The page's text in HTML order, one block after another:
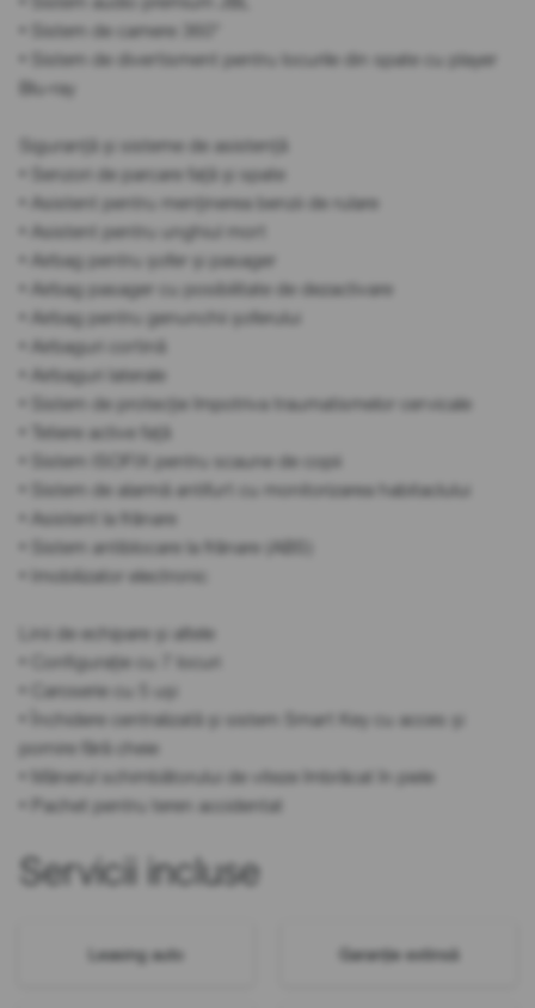
• Sistem de camere 360°
• Sistem de divertisment pentru locurile din spate cu player
Blu-ray
Siguranță și sisteme de asistență
• Senzori de parcare față și spate
• Asistent pentru menținerea benzii de rulare
• Asistent pentru unghiul mort
• Airbag pentru șofer și pasager
• Airbag pasager cu posibilitate de dezactivare
• Airbag pentru genunchii șoferului
• Airbaguri cortină
• Airbaguri laterale
• Sistem de protecție împotriva traumatismelor cervicale
• Tetiere active față
• Sistem ISOFIX pentru scaune de copii
• Sistem de alarmă antifurt cu monitorizarea habitaclului
• Asistent la frânare
• Sistem antiblocare la frânare (ABS)
• Imobilizator electronic
Linii de echipare și altele
• Configurație cu 7 locuri
• Caroserie cu 5 uși
• Închidere centralizată și sistem Smart Key cu acces și
pornire fără cheie
• Mânerul schimbătorului de viteze îmbrăcat în piele
• Pachet pentru teren accidentat
Servicii incluse
Leasing auto Garanție extinsă